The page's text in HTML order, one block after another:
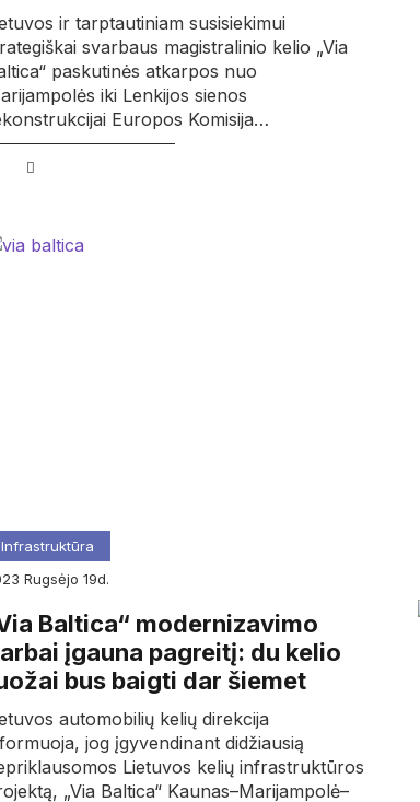
ir tarptautiniam susisiekimui
svarbaus magistralinio kelio „Via
paskutinės atkarpos nuo
iki Lenkijos sienos
Europos Komisija…
Infrastruktūra
rugsėjo 19d.
Baltica“ modernizavimo
įgauna pagreitį: du kelio
bus baigti dar šiemet
automobilių kelių direkcija
jog įgyvendinant didžiausią
Lietuvos kelių infrastruktūros
„Via Baltica“ Kaunas–Marijampolė–